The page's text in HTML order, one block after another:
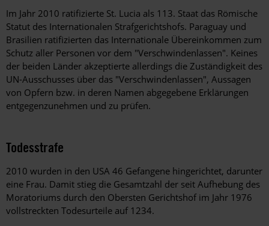
Im Jahr 2010 ratifizierte St. Lucia als 113. Staat das Römische
Statut des Internationalen Strafgerichtshofs. Paraguay und
Brasilien ratifizierten das Internationale Übereinkommen zum
Schutz aller Personen vor dem "Verschwindenlassen". Keines
der beiden Länder akzeptierte allerdings die Zuständigkeit des
UN-Ausschusses über das "Verschwindenlassen", Aussagen
von Opfern bzw. in deren Namen abgegebene Erklärungen
entgegenzunehmen und zu prüfen.
Todesstrafe
2010 wurden in den USA 46 Gefangene hingerichtet, darunter
eine Frau. Damit stieg die Gesamtzahl der seit Aufhebung des
Moratoriums durch den Obersten Gerichtshof im Jahr 1976
vollstreckten Todesurteile auf 1234.